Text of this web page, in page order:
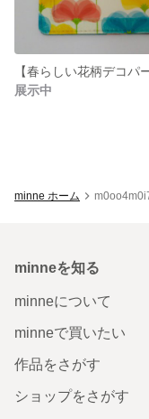
展示中
minne ホーム
minneを知る
minneについて
minneで買いたい
作品をさがす
ショップをさがす